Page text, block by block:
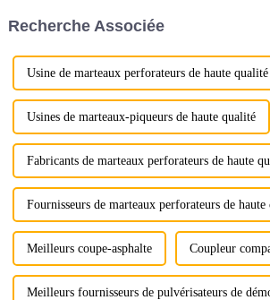
Recherche Associée
Usine de marteaux perforateurs de haute qualité
Usines de marteaux-piqueurs de haute qualité
Fabricants de marteaux perforateurs de haute
Fournisseurs de marteaux perforateurs de haute
Meilleurs coupe-asphalte Coupleur
Meilleurs fournisseurs de pulvérisateurs de